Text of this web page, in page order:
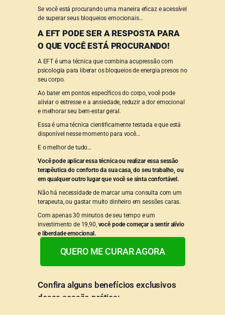
Se você está procurando uma maneira eficaz e acessível
de superar seus bloqueios emocionais…
A EFT PODE SER A RESPOSTA PARA
O QUE VOCÊ ESTÁ PROCURANDO!
A EFT é uma técnica que combina acupressão com
psicologia para liberar os bloqueios de energia presos no
seu corpo.
Ao bater em pontos específicos do corpo, você pode
aliviar o estresse e a ansiedade, reduzir a dor emocional
e melhorar seu bem-estar geral.
Essa é uma técnica cientificamente testada e que está
disponível nesse momento para você…
E o melhor de tudo…
Você pode aplicar essa técnica ou realizar essa sessão
terapêutica do conforto da sua casa, do seu trabalho, ou
em qualquer outro lugar que você se sinta confortável.
Não há necessidade de marcar uma consulta com um
terapeuta, ou gastar muito dinheiro em sessões caras.
Com apenas 30 minutos de seu tempo e um
investimento de 19,90, você pode começar a sentir alívio
e liberdade emocional.
QUERO ME CURAR AGORA
Confira alguns benefícios exclusivos
dessa sessão prática: